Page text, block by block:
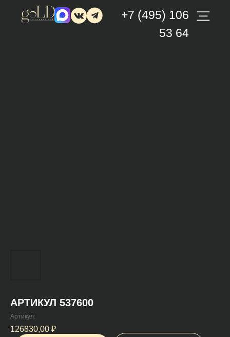
+7 (495) 106
53 64
АРТИКУЛ 537600
Артикул:
126830,00 ₽